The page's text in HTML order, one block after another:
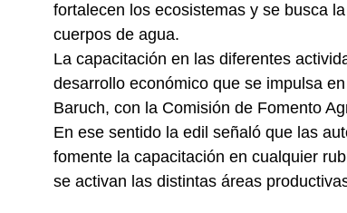
fortalecen los ecosistemas y se busca
cuerpos de agua.
La capacitación en las diferentes
desarrollo económico que se impulsa
Baruch, con la Comisión de Fomento
En ese sentido la edil señaló que las
fomente la capacitación en cualquier
se activan las distintas áreas